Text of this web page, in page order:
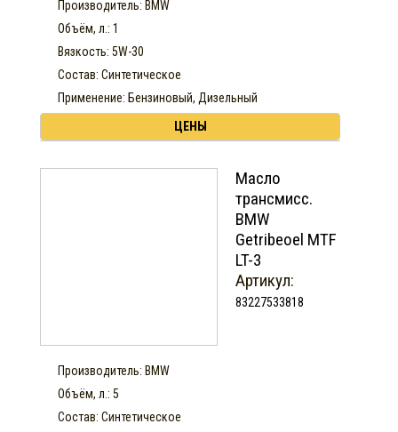
Производитель: BMW
Объём, л.: 1
Вязкость: 5W-30
Состав: Синтетическое
Применение: Бензиновый, Дизельный
ЦЕНЫ
Масло
трансмисс.
BMW
Getribeoel MTF
LT-3
Артикул:
83227533818
Производитель: BMW
Объём, л.: 5
Состав: Синтетическое